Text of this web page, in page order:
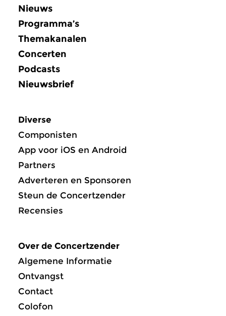
Nieuws
Programma’s
Themakanalen
Concerten
Podcasts
Nieuwsbrief
Diverse
Componisten
App voor iOS en Android
Partners
Adverteren en Sponsoren
Steun de Concertzender
Recensies
Over de Concertzender
Algemene Informatie
Ontvangst
Contact
Colofon